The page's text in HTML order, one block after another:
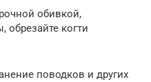
обивкой,
обрезайте когти
поводков и других